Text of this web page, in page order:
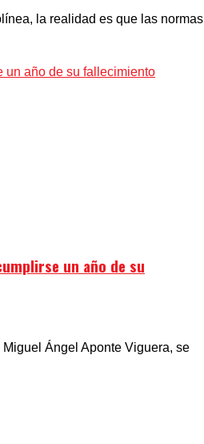
la realidad es que las normas
un año de su
Ángel Aponte Viguera, se